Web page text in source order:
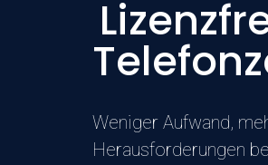
Weniger Aufwand,
Herausforderungen